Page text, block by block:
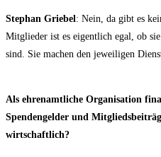
Ste­phan Grie­bel : Nein, da gibt es
Mit­glie­der ist es eigent­lich egal, ob
sind. Sie machen den jewei­li­gen
Als ehren­amt­li­che Orga­ni­sa­ti­on
Spen­den­gel­der und
wirtschaftlich?